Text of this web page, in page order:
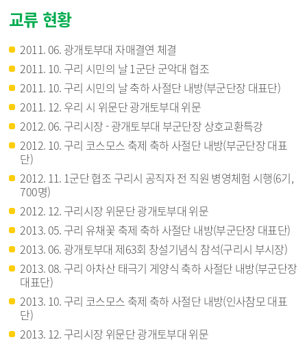
교류 현황
2011. 06. 광개토부대 자매결연 체결
2011. 10. 구리 시민의 날 1군단 군악대 협조
2011. 10. 구리 시민의 날 축하 사절단 내방(부군단장 대표단)
2011. 12. 우리 시 위문단 광개토부대 위문
2012. 06. 구리시장 - 광개토부대 부군단장 상호교환특강
2012. 10. 구리 코스모스 축제 축하 사절단 내방(부군단장 대표
단)
2012. 11. 1군단 협조 구리시 공직자 전 직원 병영체험 시행(6기,
700명)
2012. 12. 구리시장 위문단 광개토부대 위문
2013. 05. 구리 유채꽃 축제 축하 사절단 내방(부군단장 대표단)
2013. 06. 광개토부대 제63회 창설기념식 참석(구리시 부시장)
2013. 08. 구리 아차산 태극기 게양식 축하 사절단 내방(부군단장
대표단)
2013. 10. 구리 코스모스 축제 축하 사절단 내방(인사참모 대표
단)
2013. 12. 구리시장 위문단 광개토부대 위문